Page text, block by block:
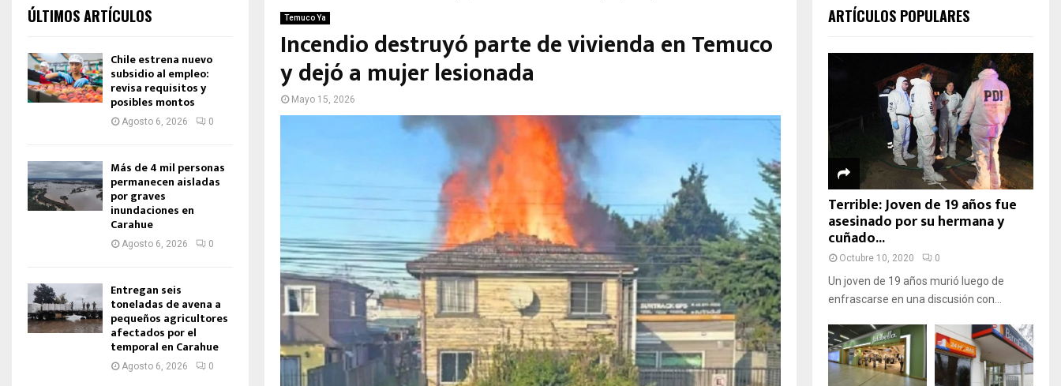
Temuco Ya
Incendio destruyó parte de vivienda en Temuco
y dejó a mujer lesionada
Mayo 15, 2026
ÚLTIMOS ARTÍCULOS
Chile estrena nuevo
subsidio al empleo:
revisa requisitos y
posibles montos
Agosto 6, 2026 0
Más de 4 mil personas
permanecen aisladas
por graves
inundaciones en
Carahue
Agosto 6, 2026 0
Entregan seis
toneladas de avena a
pequeños agricultores
afectados por el
temporal en Carahue
Agosto 6, 2026 0
ARTÍCULOS POPULARES
Terrible: Joven de 19 años fue
asesinado por su hermana y
cuñado...
Octubre 10, 2020 0
Un joven de 19 años murió luego de
enfrascarse en una discusión con...